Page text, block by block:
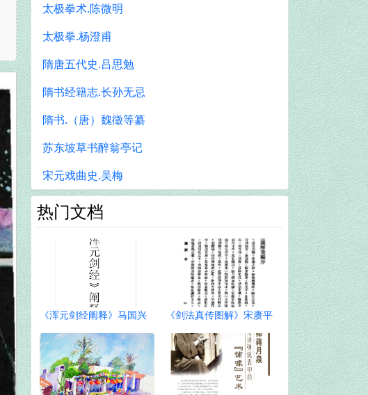
太极拳术.陈微明
太极拳.杨澄甫
隋唐五代史.吕思勉
隋书经籍志.长孙无忌
隋书.（唐）魏徵等纂
苏东坡草书醉翁亭记
宋元戏曲史.吴梅
热门文档
《浑元剑经阐释》马国兴 《剑法真传图解》宋赓平